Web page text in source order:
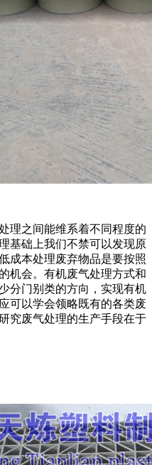
理之间能维系着不同程度的
基础上我们不禁可以发现原
成本处理废弃物品是要按照
机会。有机废气处理方式和
分门别类的方向，实现有机
可以学会领略既有的各类废
究废气处理的生产手段在于